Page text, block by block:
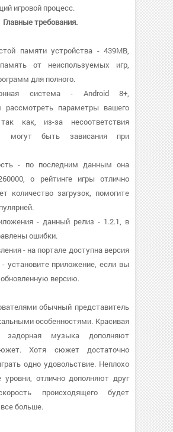
игровой процесс.
Главные требования.
памяти устройства - 439MB,
от неиспользуемых игр,
для полного.
система - Android 8+,
рассмотреть параметры вашего
как, из-за несоответствия
могут быть зависания при
- по последним данным она
о рейтинге игры отлично
количество загрузок, помогите
- данный релиз - 1.2.1, в
ошибки.
- на портале доступна версия
- установите приложение, если вы
версию.
обычный представитель
особенностями. Красивая
задорная музыка дополняют
Хотя сюжет достаточно
одно удовольствие. Неплохо
уровни, отлично дополняют друг
происходящего будет
больше.